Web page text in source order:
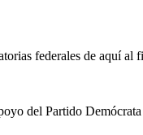
federales de aquí
del Partido